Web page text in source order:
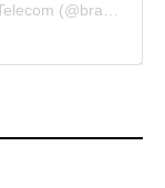
Um post compartilhado por Brasil Digital Telecom (@brasildigitaltelecom)